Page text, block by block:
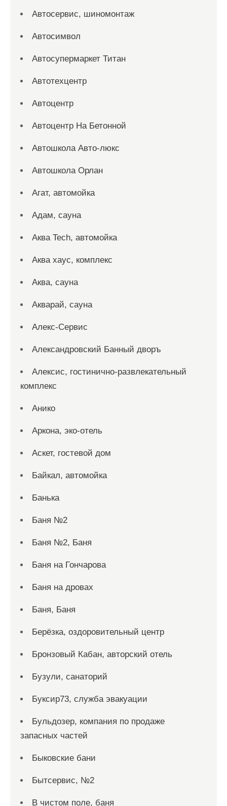
Автосервис, шиномонтаж
Автосимвол
Автосупермаркет Титан
Автотехцентр
Автоцентр
Автоцентр На Бетонной
Автошкола Авто-люкс
Автошкола Орлан
Агат, автомойка
Адам, сауна
Аква Tech, автомойка
Аква хаус, комплекс
Аква, сауна
Акварай, сауна
Алекс-Сервис
Александровский Банный дворъ
Алексис, гостинично-развлекательный
комплекс
Анико
Аркона, эко-отель
Аскет, гостевой дом
Байкал, автомойка
Банька
Баня №2
Баня №2, Баня
Баня на Гончарова
Баня на дровах
Баня, Баня
Берёзка, оздоровительный центр
Бронзовый Кабан, авторский отель
Бузули, санаторий
Буксир73, служба эвакуации
Бульдозер, компания по продаже
запасных частей
Быковские бани
Бытсервис, №2
В чистом поле, баня